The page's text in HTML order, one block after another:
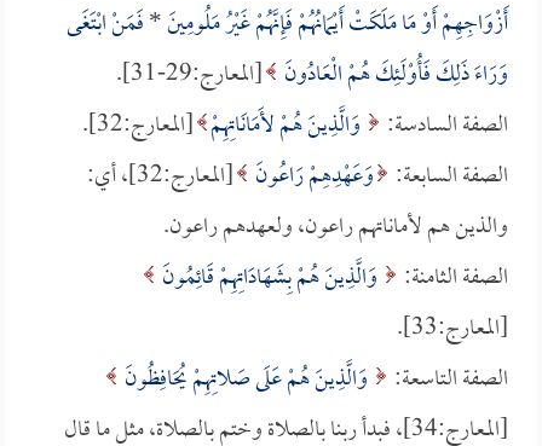
أَزْوَاجِهِمْ أَوْ مَا مَلَكَتْ أَيْمَانُهُمْ فَإِنَّهُمْ غَيْرُ مَلُومِينَ*فَمَنْ ابْتَغَى
وَرَاءَ ذَلِكَ فَأُوْلَئِكَ هُمْ الْعَادُونَ [المعارج:29-31].
الصفة السادسة:
وَالَّذِينَ هُمْ لأَمَانَاتِهِمْ [المعارج:32].
الصفة السابعة: وَعَهْدِهِمْ رَاعُونَ
[المعارج:32]، أي:
والذين هم لأماناتهم راعون، ولعهدهم راعون.
الصفة الثامنة:
وَالَّذِينَ هُمْ بِشَهَادَاتِهِمْ قَائِمُونَ
[المعارج:33].
الصفة التاسعة:
وَالَّذِينَ هُمْ عَلَى صَلاتِهِمْ يُحَافِظُونَ
[المعارج:34]، فبدأ ربنا بالصلاة وختم بالصلاة، مثل ما قال